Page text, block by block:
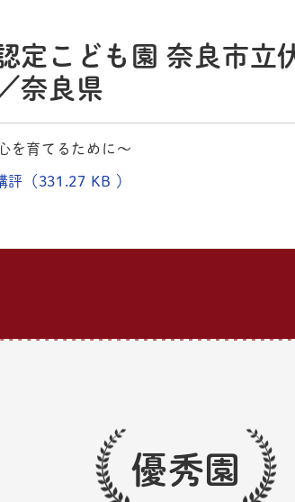
定こども園 奈良市立
奈良県
を育てるために～
評（331.27 KB ）
優秀園